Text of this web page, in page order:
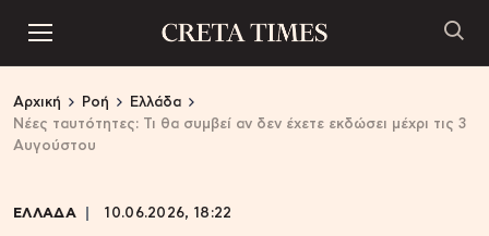
Αρχική Ροή
Ελλάδα
Νέες ταυτότητες: Τι θα συμβεί αν δεν έχετε εκδώσει μέχρι τις 3
Αυγούστου
ΕΛΛΑΔΑ 10.06.2026, 18:22